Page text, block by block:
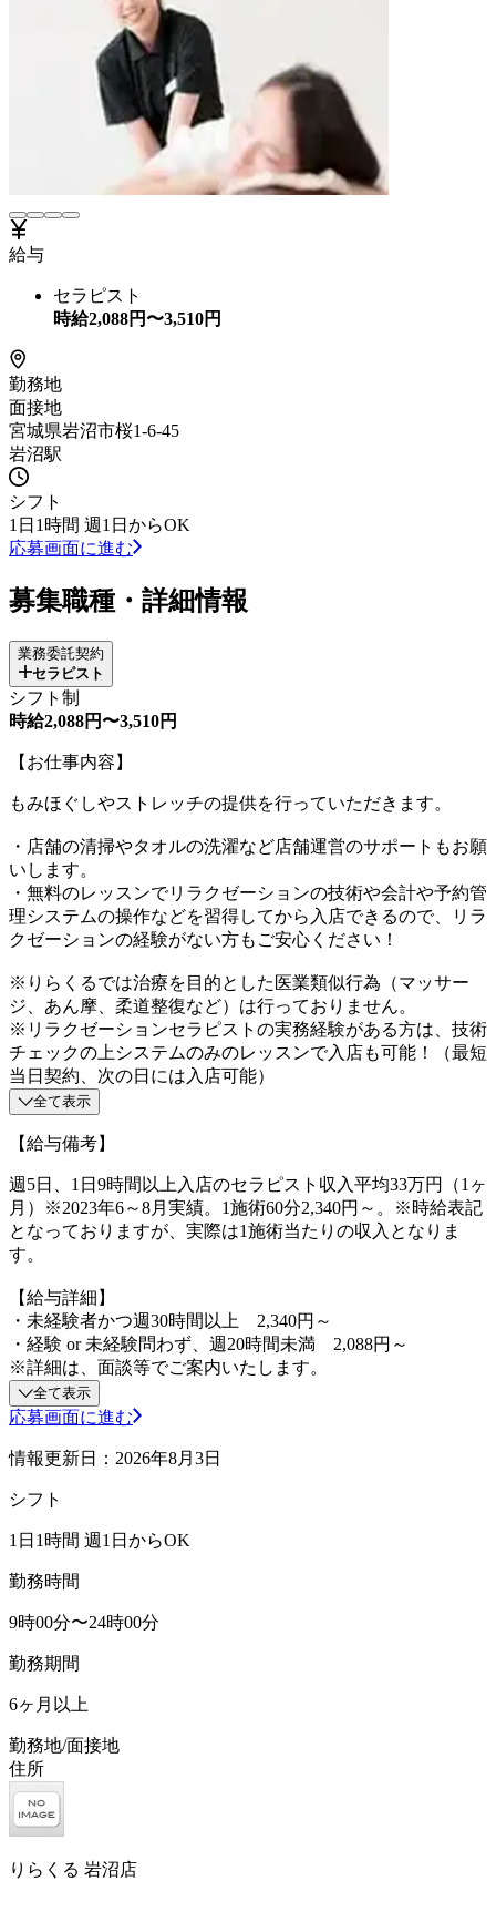
給与
セラピスト
時給2,088円〜3,510円
勤務地
面接地
宮城県岩沼市桜1-6-45
岩沼駅
シフト
1日1時間 週1日からOK
応募画面に進む
募集職種・詳細情報
業務委託契約
セラピスト
シフト制
時給2,088円〜3,510円
【お仕事内容】
もみほぐしやストレッチの提供を行っていただきます。
・店舗の清掃やタオルの洗濯など店舗運営のサポートもお願
いします。
・無料のレッスンでリラクゼーションの技術や会計や予約管
理システムの操作などを習得してから入店できるので、リラ
クゼーションの経験がない方もご安心ください！
※りらくるでは治療を目的とした医業類似行為（マッサー
ジ、あん摩、柔道整復など）は行っておりません。
※リラクゼーションセラピストの実務経験がある方は、技術
チェックの上システムのみのレッスンで入店も可能！（最短
当日契約、次の日には入店可能）
全て表示
【給与備考】
週5日、1日9時間以上入店のセラピスト収入平均33万円（1ヶ
月）※2023年6～8月実績。1施術60分2,340円～。※時給表記
となっておりますが、実際は1施術当たりの収入となりま
す。
【給与詳細】
・未経験者かつ週30時間以上 2,340円～
・経験 or 未経験問わず、週20時間未満 2,088円～
※詳細は、面談等でご案内いたします。
全て表示
応募画面に進む
情報更新日：2026年8月3日
シフト
1日1時間 週1日からOK
勤務時間
9時00分〜24時00分
勤務期間
6ヶ月以上
勤務地/面接地
住所
りらくる 岩沼店